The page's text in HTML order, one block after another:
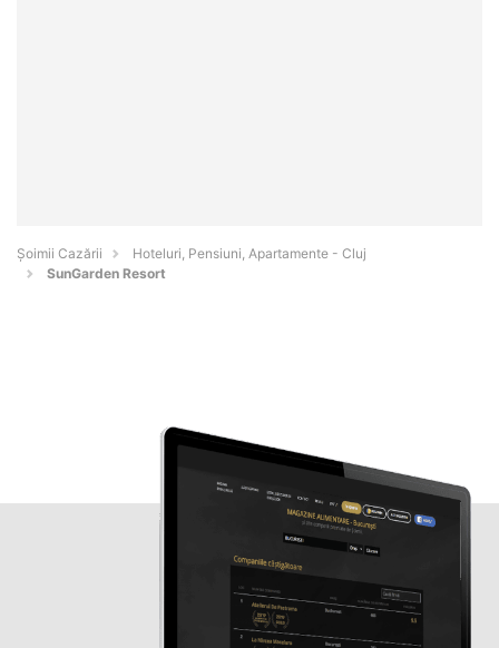
Șoimii Cazării
Hoteluri, Pensiuni, Apartamente - Cluj
SunGarden Resort